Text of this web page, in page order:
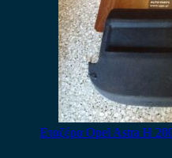
Εταζέρα Opel Astra H